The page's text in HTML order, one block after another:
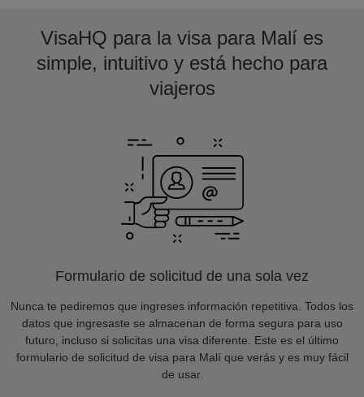
VisaHQ para la visa para Malí es
simple, intuitivo y está hecho para
viajeros
Formulario de solicitud de una sola vez
Nunca te pediremos que ingreses información repetitiva. Todos los
datos que ingresaste se almacenan de forma segura para uso
futuro, incluso si solicitas una visa diferente. Este es el último
formulario de solicitud de visa para Malí que verás y es muy fácil
de usar.